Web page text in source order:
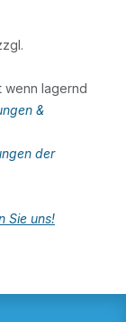
wenn lagernd
&
der
Sie uns!